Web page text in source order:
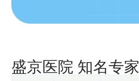
盛京医院 知名专家